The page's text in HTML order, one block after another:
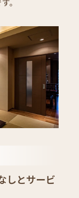
。
しとサービ